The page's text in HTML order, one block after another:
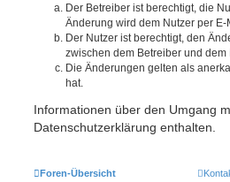
Der Betreiber ist berechtigt, die
Änderung wird dem Nutzer per E-
Der Nutzer ist berechtigt, den
zwischen dem Betreiber und
Die Änderungen gelten als
hat.
Informationen über den Umgang
Datenschutzerklärung enthalten.
Foren-Übersicht